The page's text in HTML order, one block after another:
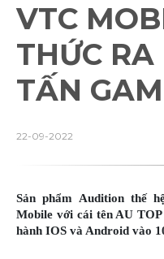
VTC
THỨC
TẤN
22-09-2022
Sản phẩm Audition thế
Mobile với cái tên AU
hành IOS và Android vào